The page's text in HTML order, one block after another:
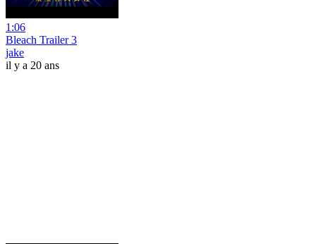
1:06
Bleach Trailer 3
jake
il y a 20 ans